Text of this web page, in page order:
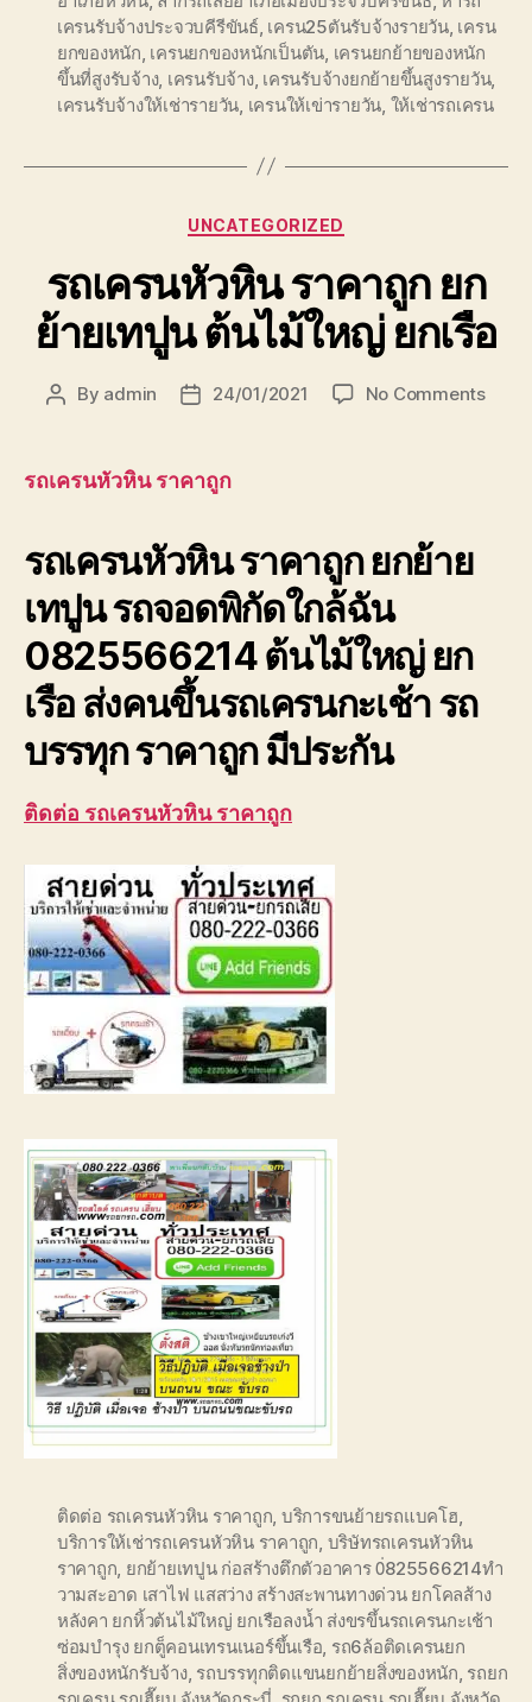
เครนรับจ้างประจวบคีรีขันธ์, เครน25ตันรับจ้างรายวัน, เครน
ยกของหนัก เครนยกของหนักเป็นตัน เครนยกย้ายของหนัก
ขึ้นที่สูงรับจ้าง, เครนรับจ้าง, เครนรับจ้างยกย้ายขึ้นสูงรายวัน,
เครนรับจ้างให้เช่ารายวัน เครนให้เข่ารายวัน ให้เช่ารถเครน
Categories
UNCATEGORIZED
รถเครนหัวหิน ราคาถูก ยก
ย้ายเทปูน ต้นไม้ใหญ่ ยกเรือ
Post
By admin
Post24/01/2021 No Commentson
รถเครนหัวหิน ราคาถูก
รถเครนหัวหิน ราคาถูก ยกย้าย
เทปูน รถจอดพิกัดใกล้ฉัน
0825566214 ต้นไม้ใหญ่ ยก
เรือ ส่งคนขึ้นรถเครนกะเช้า รถ
บรรทุก ราคาถูก มีประกัน
ติดต่อ รถเครนหัวหิน ราคาถูก
ติดต่อ รถเครนหัวหิน ราคาถูก, บริการขนย้ายรถแบคโฮ,
บริการให้เช่ารถเครนหัวหิน ราคาถูก, บริษัทรถเครนหัวหิน
ราคาถูก, ยกย้ายเทปูน ก่อสร้างตึกตัวอาคาร 0่825566214ทำ
วามสะอาด เสาไฟ แสสว่าง สร้างสะพานทางด่วน ยกโคลส้าง
หลังคา ยกหิ้วต้นไม้ใหญ่ ยกเรือลงน้ำ ส่งขรขึ้นรถเครนกะเช้า
ซ่อมบำรุง ยกตู็คอนเทรนเนอร์ขึ้นเรือ, รถ6ล้อติดเครนยก
สิ่งของหนักรับจ้าง, รถบรรทุกติดแขนยกย้ายสิ่งของหนัก, รถยก